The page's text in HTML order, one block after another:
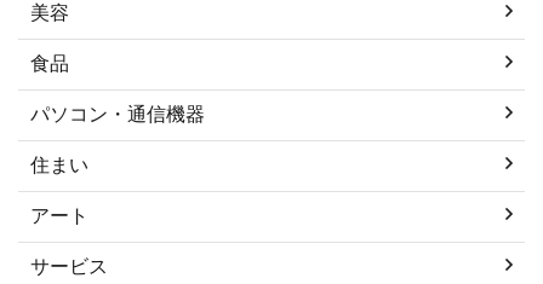
美容
食品
パソコン・通信機器
住まい
アート
サービス